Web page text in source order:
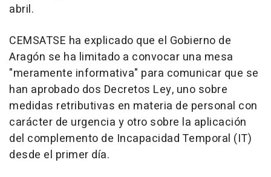
abril.
CEMSATSE ha explicado que el Gobierno de
Aragón se ha limitado a convocar una mesa
"meramente informativa" para comunicar que se
han aprobado dos Decretos Ley, uno sobre
medidas retributivas en materia de personal con
carácter de urgencia y otro sobre la aplicación
del complemento de Incapacidad Temporal (IT)
desde el primer día.